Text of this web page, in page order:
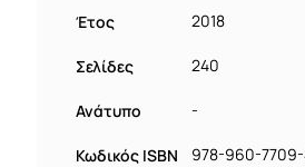
Έτος 2018
Σελίδες 240
Ανάτυπο -
Κωδικός ISBN 978-960-7709-